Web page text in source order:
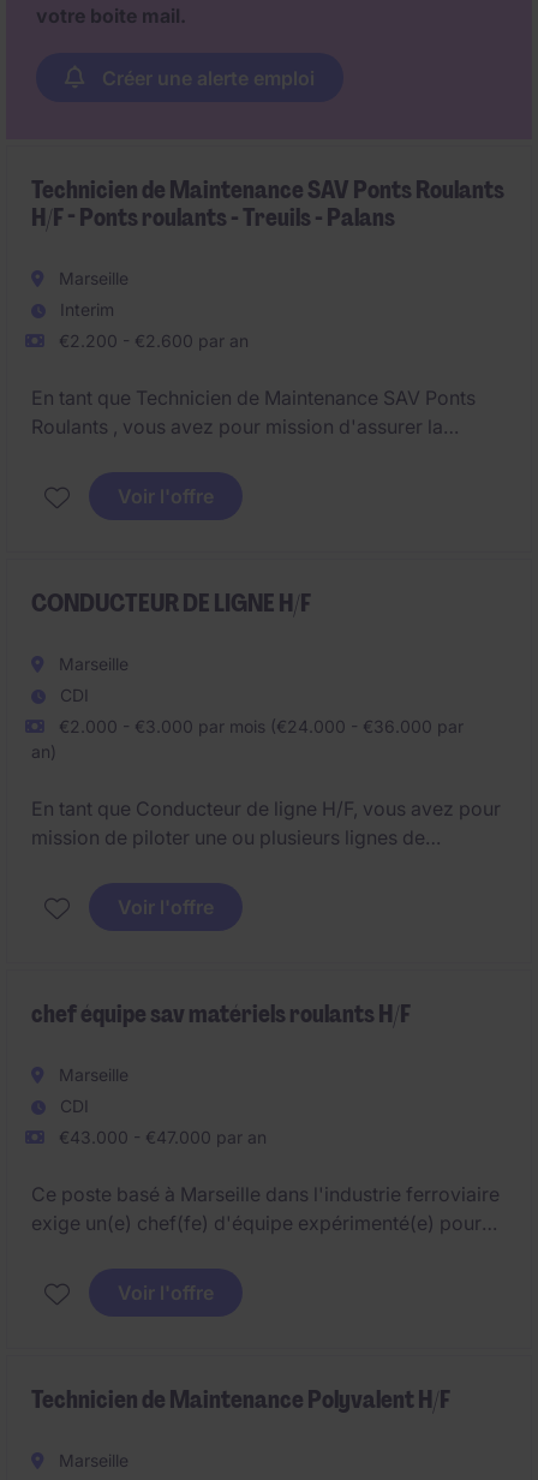
votre boite mail.
Créer une alerte emploi
Technicien de Maintenance SAV Ponts Roulants
H/F - Ponts roulants - Treuils - Palans
Marseille
Interim
€2.200 - €2.600 par an
En tant que Technicien de Maintenance SAV Ponts
Roulants , vous avez pour mission d'assurer la
d'engins de levage ( ponts roulants, palans, treuils...)
Voir l'offre
CONDUCTEUR DE LIGNE H/F
Marseille
CDI
€2.000 - €3.000 par mois (€24.000 - €36.000 par
an)
En tant que Conducteur de ligne H/F, vous avez pour
mission de piloter une ou plusieurs lignes de
Voir l'offre
chef équipe sav matériels roulants H/F
Marseille
CDI
€43.000 - €47.000 par an
Ce poste basé à Marseille dans l'industrie ferroviaire
exige un(e) chef(fe) d'équipe expérimenté(e) pour
matériels roulants. Vous serez responsable de
garantir la bonne exécution des tâches techniques et
Voir l'offre
Technicien de Maintenance Polyvalent H/F
Marseille